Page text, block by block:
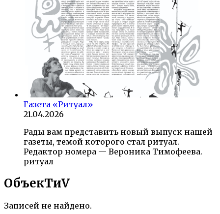
Газета «Ритуал»
21.04.2026
Рады вам представить новый выпуск нашей
газеты, темой которого стал ритуал.
Редактор номера — Вероника Тимофеева.
ритуал
ОбъекTиV
Записей не найдено.